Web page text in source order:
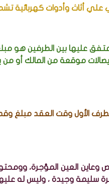
علي أثاث وأدوات كهربائية
المتفق عليها بين الطرفين
موقعة من المالك أو من
الأول وقت العقد
العين المؤجرة،
سليمة وجيدة ، وليس له